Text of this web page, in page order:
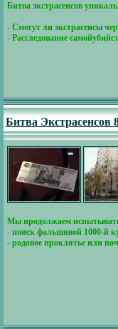
Битва экстрасенсов
- Смогут ли экстрасенсы
- Расследование
Битва Экстрасенсов
Мы продолжаем
- поиск фальшивой 1000-й
- родовое проклятье или